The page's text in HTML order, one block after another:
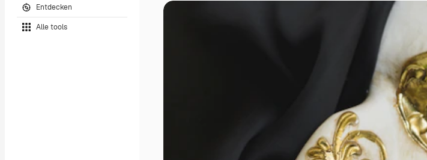
Entdecken
Alle tools